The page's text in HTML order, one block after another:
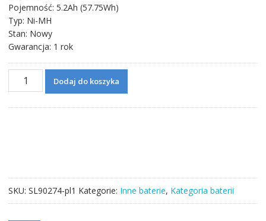
Pojemność: 5.2Ah (57.75Wh)
Typ: Ni-MH
Stan: Nowy
Gwarancja: 1 rok
ilość
Bateria
Dodaj do koszyka
SKU: SL90274-pl1 Kategorie: Inne baterie, Kategoria baterii